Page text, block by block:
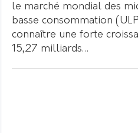
le marché mondial des
basse consommation
connaître une forte
15,27 milliards…